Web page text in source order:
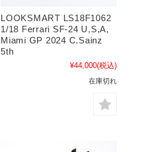
LOOKSMART LS18F1062
1/18 Ferrari SF-24 U,S,A,
Miami GP 2024 C.Sainz
5th
¥44,000(税込)
在庫切れ